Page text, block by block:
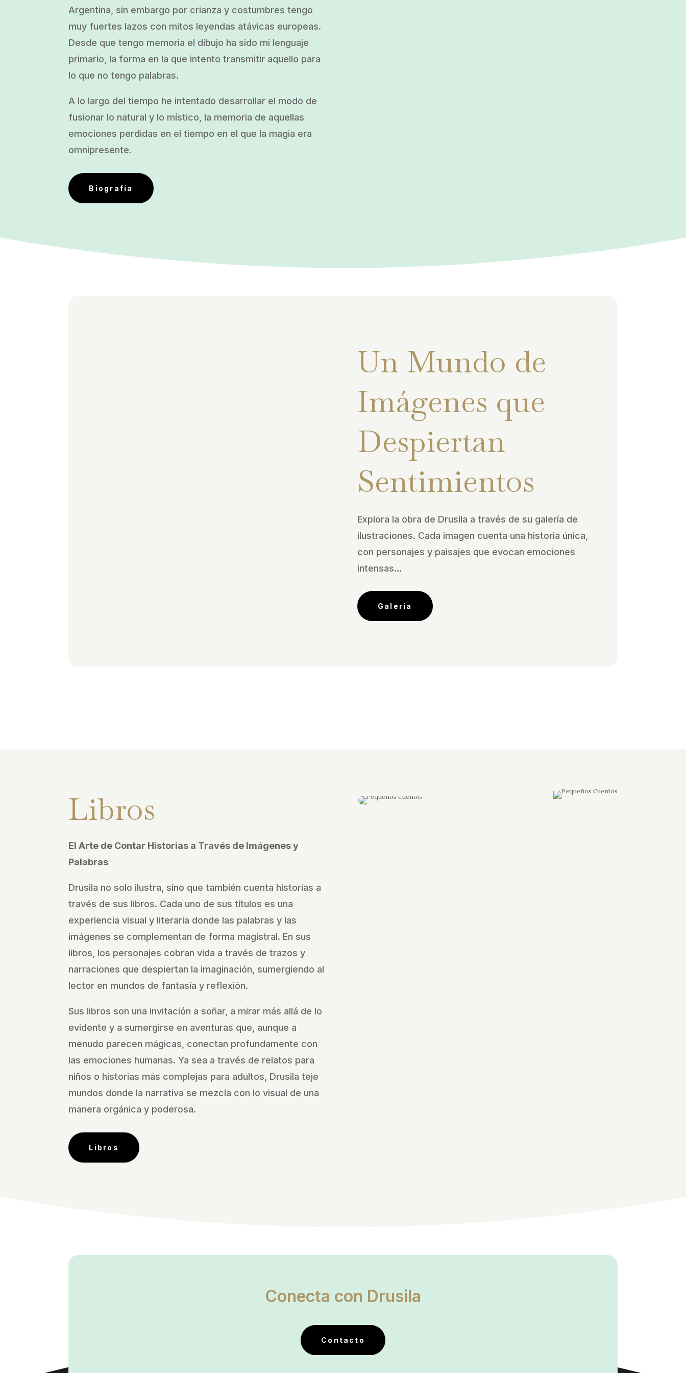
Argentina, sin embargo por crianza y costumbres tengo
muy fuertes lazos con mitos leyendas atávicas europeas.
Desde que tengo memoria el dibujo ha sido mi lenguaje
primario, la forma en la que intento transmitir aquello para
lo que no tengo palabras.
A lo largo del tiempo he intentado desarrollar el modo de
fusionar lo natural y lo místico, la memoria de aquellas
emociones perdidas en el tiempo en el que la magia era
omnipresente.
Biografía
Un Mundo de
Imágenes que
Despiertan
Sentimientos
Explora la obra de Drusila a través de su galería de
ilustraciones. Cada imagen cuenta una historia única,
con personajes y paisajes que evocan emociones
intensas…
Galería
Libros
El Arte de Contar Historias a Través de Imágenes y
Palabras
Drusila no solo ilustra, sino que también cuenta historias a
través de sus libros. Cada uno de sus títulos es una
experiencia visual y literaria donde las palabras y las
imágenes se complementan de forma magistral. En sus
libros, los personajes cobran vida a través de trazos y
narraciones que despiertan la imaginación, sumergiendo al
lector en mundos de fantasía y reflexión.
Sus libros son una invitación a soñar, a mirar más allá de lo
evidente y a sumergirse en aventuras que, aunque a
menudo parecen mágicas, conectan profundamente con
las emociones humanas. Ya sea a través de relatos para
niños o historias más complejas para adultos, Drusila teje
mundos donde la narrativa se mezcla con lo visual de una
manera orgánica y poderosa.
Libros
Conecta con Drusila
Contacto